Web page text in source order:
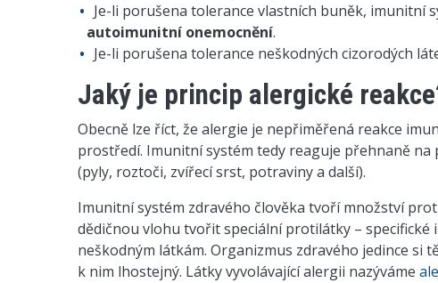
Je-li porušena tolerance vlastních buněk, imunitní
autoimunitní onemocnění.
Je-li porušena tolerance neškodných cizorodých
Jaký je princip alergické
Obecně lze říct, že alergie je nepřiměřená reakce
prostředí. Imunitní systém tedy reaguje přehnaně
(pyly, roztoči, zvířecí srst, potraviny a další).
Imunitní systém zdravého člověka tvoří množství
dědičnou vlohu tvořit speciální protilátky – specifické
neškodným látkám. Organizmus zdravého jedince si
k nim lhostejný. Látky vyvolávající alergii nazýváme